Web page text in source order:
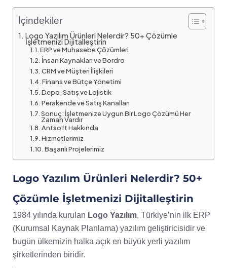
İçindekiler
Logo Yazılım Ürünleri Nelerdir? 50+ Çözümle
İşletmenizi Dijitalleştirin
ERP ve Muhasebe Çözümleri
İnsan Kaynakları ve Bordro
CRM ve Müşteri İlişkileri
Finans ve Bütçe Yönetimi
Depo, Satış ve Lojistik
Perakende ve Satış Kanalları
Sonuç: İşletmenize Uygun Bir Logo Çözümü Her
Zaman Vardır
Antsoft Hakkında
Hizmetlerimiz
Başarılı Projelerimiz
Logo Yazılım Ürünleri Nelerdir? 50+
Çözümle İşletmenizi Dijitalleştirin
1984 yılında kurulan Logo Yazılım, Türkiye’nin ilk ERP
(Kurumsal Kaynak Planlama) yazılım geliştiricisidir ve
bugün ülkemizin halka açık en büyük yerli yazılım
şirketlerinden biridir.